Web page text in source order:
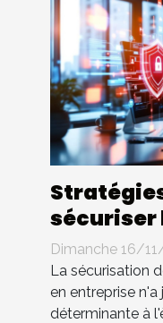
sécuriser
Dimanche 16/
La sécurisation
en entreprise n'a
déterminante à